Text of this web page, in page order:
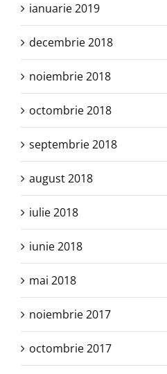
ianuarie 2019
decembrie 2018
noiembrie 2018
octombrie 2018
septembrie 2018
august 2018
iulie 2018
iunie 2018
mai 2018
noiembrie 2017
octombrie 2017